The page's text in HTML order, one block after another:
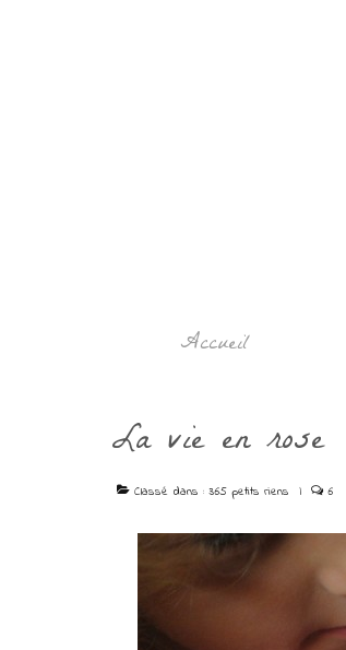
Accueil
La vie en rose
Classé dans : 365 petits riens | 6